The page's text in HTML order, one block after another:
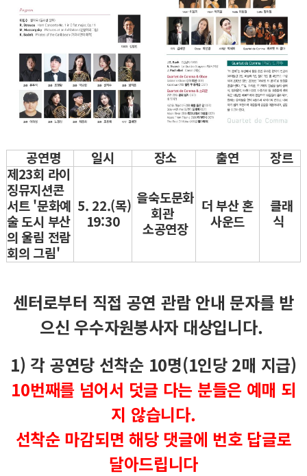
공연명 일시 장소 출연
장르
제23회 라이
징뮤지션콘
서트 '문화예
술 도시 부산
의 울림 전람
회의 그림'
5. 22.(목)
19:30
을숙도문화
회관
소공연장
더 부산 혼
사운드
클래
식
센터로부터 직접 공연 관람 안내 문자를 받
으신 우수자원봉사자 대상입니다.
1) 각 공연당 선착순 10명(1인당 2매 지급)
10번째를 넘어서 덧글 다는 분들은 예매 되
지 않습니다.
선착순 마감되면 해당 댓글에 번호 답글로
달아드립니다